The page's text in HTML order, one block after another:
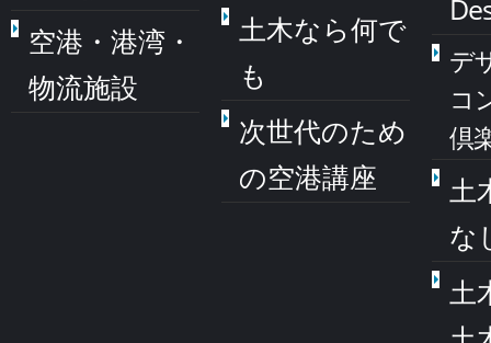
空港・港湾・
物流施設
土木なら何で
も
次世代のため
の空港講座
デ
コ
倶
土
な
土